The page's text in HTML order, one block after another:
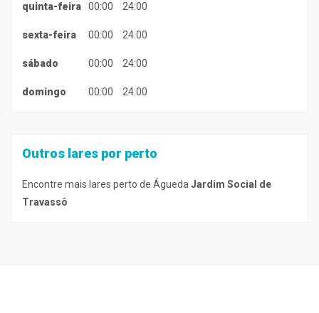
quinta-feira 00:00 24:00
sexta-feira 00:00 24:00
sábado 00:00 24:00
domingo 00:00 24:00
Outros lares por perto
Encontre mais lares perto de Águeda Jardim Social de
Travassô